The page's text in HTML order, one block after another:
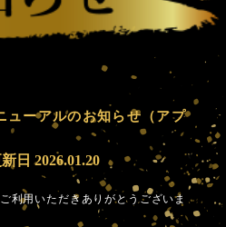
ューアルのお知らせ（アプ
日2026.01.20
利用いただきありがとうございま